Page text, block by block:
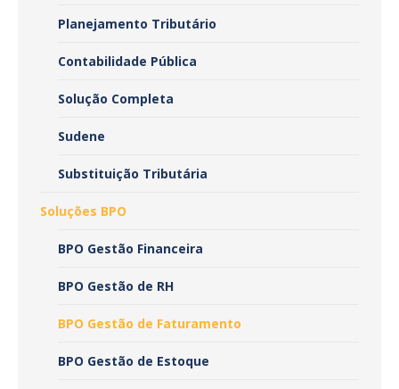
Planejamento Tributário
Contabilidade Pública
Solução Completa
Sudene
Substituição Tributária
Soluções BPO
BPO Gestão Financeira
BPO Gestão de RH
BPO Gestão de Faturamento
BPO Gestão de Estoque